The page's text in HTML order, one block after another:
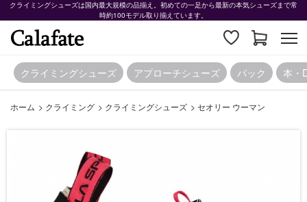
クライミングシューズは国内最大規模の品揃え。初めての一足から最新の本気シューズまで常
時約100モデル取り揃えています。
クライミングシューズ アプローチシューズ パック 本・
ホーム > クライミング > クライミングシューズ > セオリー ウーマン